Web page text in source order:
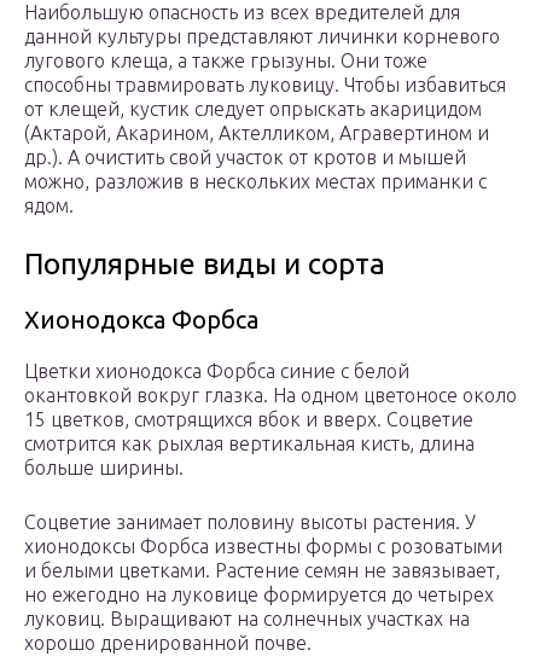
Наибольшую опасность из всех вредителей для
данной культуры представляют личинки корневого
лугового клеща, а также грызуны. Они тоже
способны травмировать луковицу. Чтобы избавиться
от клещей, кустик следует опрыскать акарицидом
(Актарой, Акарином, Актелликом, Агравертином и
др.). А очистить свой участок от кротов и мышей
можно, разложив в нескольких местах приманки с
ядом.
Популярные виды и сорта
Хионодокса Форбса
Цветки хионодокса Форбса синие с белой
окантовкой вокруг глазка. На одном цветоносе около
15 цветков, смотрящихся вбок и вверх. Соцветие
смотрится как рыхлая вертикальная кисть, длина
больше ширины.
Соцветие занимает половину высоты растения. У
хионодоксы Форбса известны формы с розоватыми
и белыми цветками. Растение семян не завязывает,
но ежегодно на луковице формируется до четырех
луковиц. Выращивают на солнечных участках на
хорошо дренированной почве.